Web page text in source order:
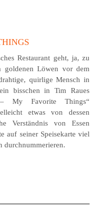
Restaurant geht, ja, zu
goldenen Löwen vor dem
quirlige Mensch in
bisschen in Tim Raues
My Favorite Things“
etwas von dessen
Verständnis von Essen
auf seiner Speisekarte viel
durchnummerieren.